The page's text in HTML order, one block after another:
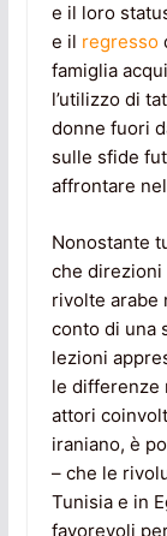
e il loro
e il regresso
famiglia
l’utilizzo di
donne fuori
sulle sfide
affrontare
Nonostante
che
rivolte arabe
conto di una
lezioni
le differenze
attori
iraniano, è
– che le
Tunisia e in
favorevoli